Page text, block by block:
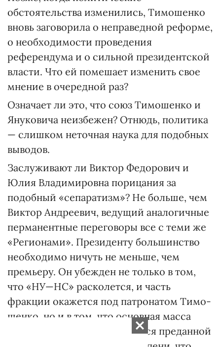
обстоятельства изменились, Тимо­шенко
вновь заговорила о неправедной реформе,
о необходимости проведения
референдума и о сильной президентской
власти. Что ей помешает изменить свое
мнение в очередной раз?
Означает ли это, что союз Тимошенко и
Януковича неизбежен? Отнюдь, политика
— слишком неточная наука для подобных
выводов.
Заслуживают ли Виктор Фе­дорович и
Юлия Владимировна порицания за
подобный «сепаратизм»? Не больше, чем
Виктор Андреевич, ведущий аналогичные
перманентные переговоры все с теми же
«Регионами». Президенту большинство
необходимо ничуть не меньше, чем
премьеру. Он убежден не только в том,
что «НУ—НС» расколется, и часть
фракции окажется под патронатом Тимо­
шенко, но и в том, что основная масса
«оранжевой ячейки» окажется преданной